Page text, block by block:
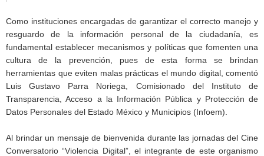
Como instituciones encargadas de garantizar el correcto manejo y
resguardo de la información personal de la ciudadanía, es
fundamental establecer mecanismos y políticas que fomenten una
cultura de la prevención, pues de esta forma se brindan
herramientas que eviten malas prácticas el mundo digital, comentó
Luis Gustavo Parra Noriega, Comisionado del Instituto de
Transparencia, Acceso a la Información Pública y Protección de
Datos Personales del Estado México y Municipios (Infoem).
Al brindar un mensaje de bienvenida durante las jornadas del Cine
Conversatorio “Violencia Digital”, el integrante de este organismo